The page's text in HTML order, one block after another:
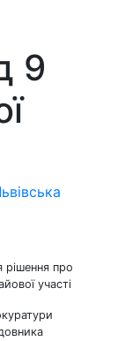
9
рішення про
участі